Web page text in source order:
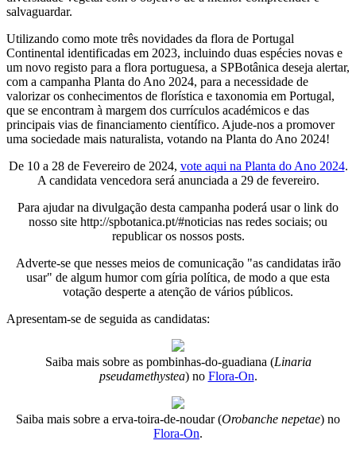
salvaguardar.
Utilizando como mote três novidades da flora de Portugal
Continental identificadas em 2023, incluindo duas espécies novas e
um novo registo para a flora portuguesa, a SPBotânica deseja alertar,
com a campanha Planta do Ano 2024, para a necessidade de
valorizar os conhecimentos de florística e taxonomia em Portugal,
que se encontram à margem dos currículos académicos e das
principais vias de financiamento científico. Ajude-nos a promover
uma sociedade mais naturalista, votando na Planta do Ano 2024!
De 10 a 28 de Fevereiro de 2024, vote aqui na Planta do Ano 2024.
A candidata vencedora será anunciada a 29 de fevereiro.
Para ajudar na divulgação desta campanha poderá usar o link do
nosso site http://spbotanica.pt/#noticias nas redes sociais; ou
republicar os nossos posts.
Adverte-se que nesses meios de comunicação "as candidatas irão
usar" de algum humor com gíria política, de modo a que esta
votação desperte a atenção de vários públicos.
Apresentam-se de seguida as candidatas:
Saiba mais sobre as pombinhas-do-guadiana (Linaria
pseudamethystea) no Flora-On.
Saiba mais sobre a erva-toira-de-noudar (Orobanche nepetae) no
Flora-On.